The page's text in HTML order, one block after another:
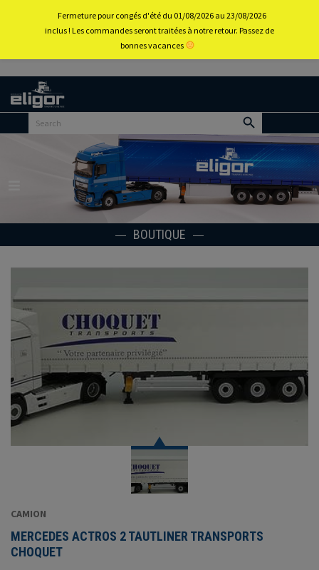
Retour
au
BOUTIQUE
CAMION
MERCEDES ACTROS 2 TAUTLINER TRANSPORTS
CHOQUET
Fermeture pour congés d'été du 01/08/2026 au 23/08/2026
inclus ! Les commandes seront traitées à notre retour. Passez de
bonnes vacances